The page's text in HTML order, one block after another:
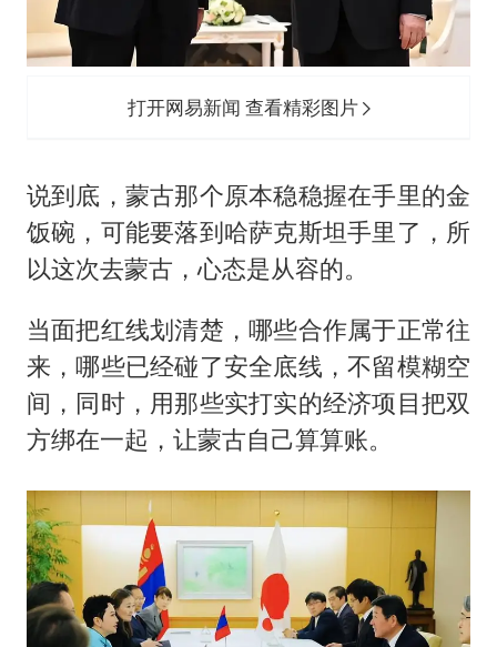
打开网易新闻 查看精彩图片
说到底，蒙古那个原本稳稳握在手里的金
饭碗，可能要落到哈萨克斯坦手里了，所
以这次去蒙古，心态是从容的。
当面把红线划清楚，哪些合作属于正常往
来，哪些已经碰了安全底线，不留模糊空
间，同时，用那些实打实的经济项目把双
方绑在一起，让蒙古自己算算账。